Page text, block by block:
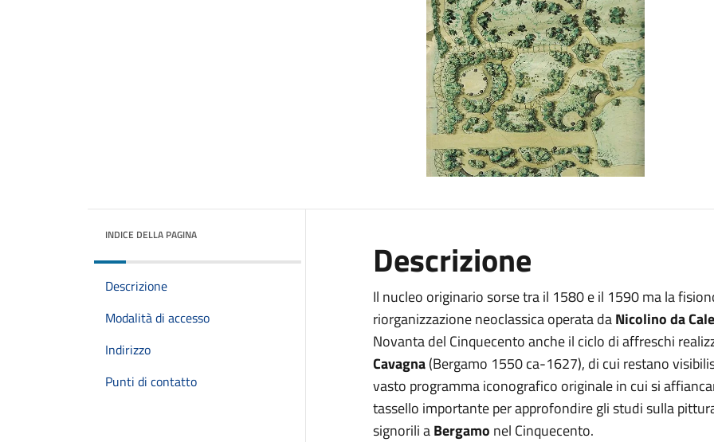
INDICE DELLA PAGINA
Descrizione
Modalità di accesso
Indirizzo
Punti di contatto
Descrizione
Il nucleo originario sorse tra il 1580 e il 1590 ma la
riorganizzazione neoclassica operata daNicolino da
Novanta del Cinquecento anche il ciclo di affreschi
Cavagna(Bergamo 1550 ca-1627), di cui restano
vasto programma iconografico originale in cui si
tassello importante per approfondire gli studi sulla
signorili aBergamo nel Cinquecento.